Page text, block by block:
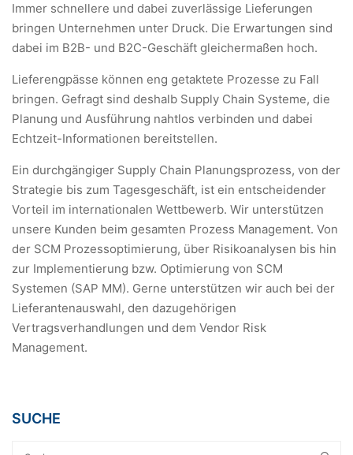
Immer schnellere und dabei zuverlässige Lieferungen
bringen Unternehmen unter Druck. Die Erwartungen sind
dabei im B2B- und B2C-Geschäft gleichermaßen hoch.
Lieferengpässe können eng getaktete Prozesse zu Fall
bringen. Gefragt sind deshalb Supply Chain Systeme, die
Planung und Ausführung nahtlos verbinden und dabei
Echtzeit-Informationen bereitstellen.
Ein durchgängiger Supply Chain Planungsprozess, von der
Strategie bis zum Tagesgeschäft, ist ein entscheidender
Vorteil im internationalen Wettbewerb. Wir unterstützen
unsere Kunden beim gesamten Prozess Management. Von
der SCM Prozessoptimierung, über Risikoanalysen bis hin
zur Implementierung bzw. Optimierung von SCM
Systemen (SAP MM). Gerne unterstützen wir auch bei der
Lieferantenauswahl, den dazugehörigen
Vertragsverhandlungen und dem Vendor Risk
Management.
SUCHE